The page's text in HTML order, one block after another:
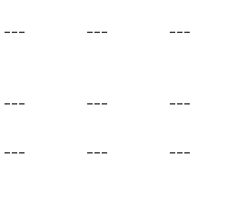
--- --- ---
--- --- ---
--- --- ---